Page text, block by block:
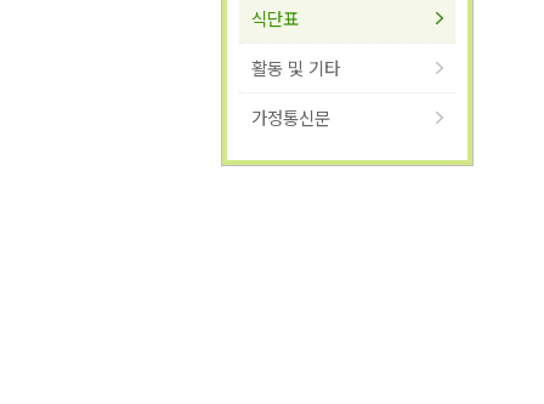
식단표
활동 및 기타
가정통신문